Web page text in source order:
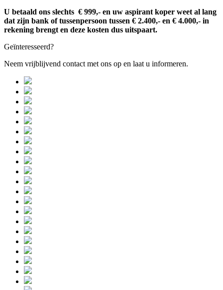
U betaald ons slechts € 999,- en uw aspirant koper weet al lang
dat zijn bank of tussenpersoon tussen € 2.400,- en € 4.000,- in
rekening brengt en deze kosten dus uitspaart.
Geïnteresseerd?
Neem vrijblijvend contact met ons op en laat u informeren.